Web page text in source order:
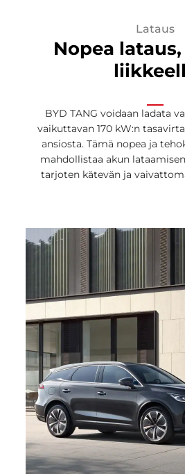
Lataus
Nopea
BYD TANG voidaan ladata
vaikuttavan 170 kW:n
ansiosta. Tämä nopea ja
mahdollistaa akun
tarjoten kätevän ja